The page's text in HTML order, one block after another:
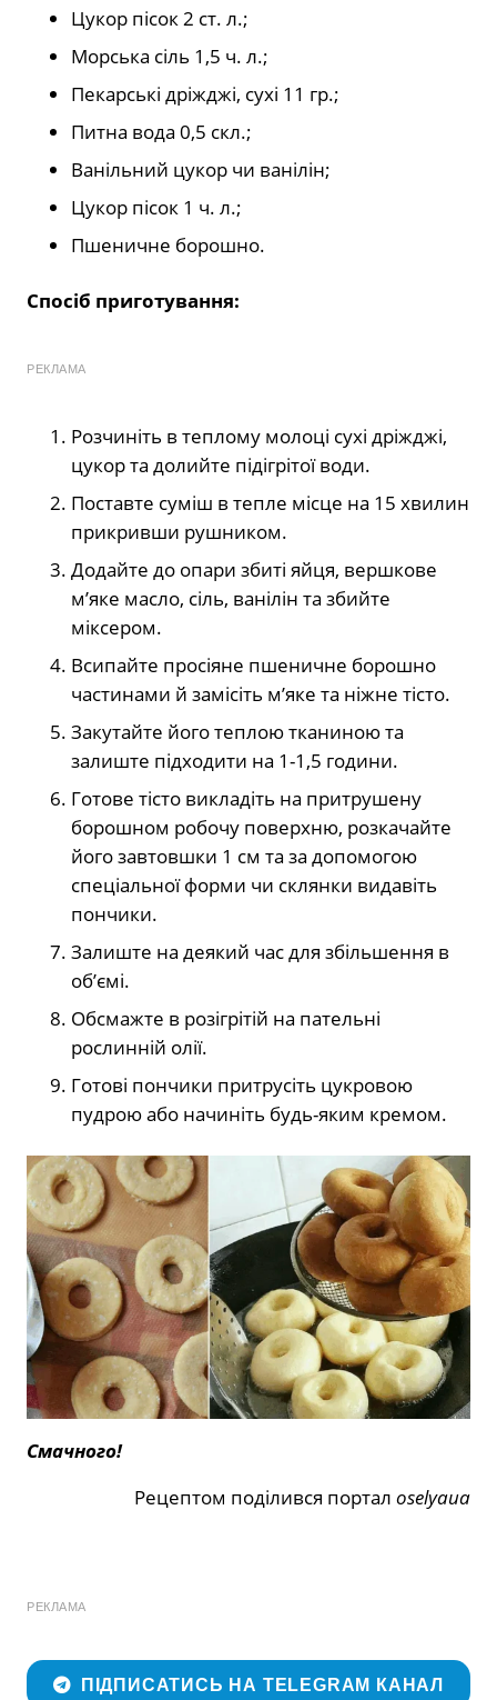
Цукор пісок 2 ст. л.;
Морська сіль 1,5 ч. л.;
Пекарські дріжджі, сухі 11 гр.;
Питна вода 0,5 скл.;
Ванільний цукор чи ванілін;
Цукор пісок 1 ч. л.;
Пшеничне борошно.
Спосіб приготування:
РЕКЛАМА
Розчиніть в теплому молоці сухі дріжджі,
цукор та долийте підігрітої води.
Поставте суміш в тепле місце на 15 хвилин
прикривши рушником.
Додайте до опари збиті яйця, вершкове
м’яке масло, сіль, ванілін та збийте
міксером.
Всипайте просіяне пшеничне борошно
частинами й замісіть м’яке та ніжне тісто.
Закутайте його теплою тканиною та
залиште підходити на 1-1,5 години.
Готове тісто викладіть на притрушену
борошном робочу поверхню, розкачайте
його завтовшки 1 см та за допомогою
спеціальної форми чи склянки видавіть
пончики.
Залиште на деякий час для збільшення в
об’ємі.
Обсмажте в розігрітій на пательні
рослинній олії.
Готові пончики притрусіть цукровою
пудрою або начиніть будь-яким кремом.
Смачного!
Рецептом поділився портал oselyaua
РЕКЛАМА
ПІДПИСАТИСЬ НА TELEGRAM КАНАЛ